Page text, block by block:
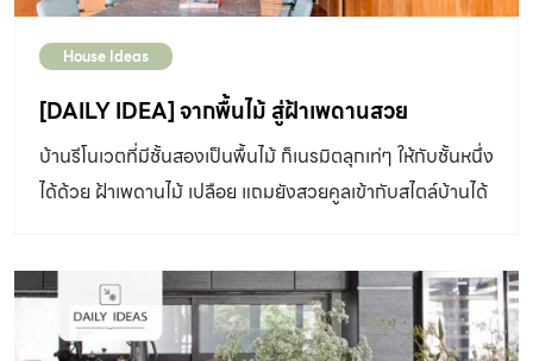
House Ideas
[DAILY IDEA] จากพื้นไม้ สู่ฝ้าเพดานสวย
บ้านรีโนเวตที่มีชั้นสองเป็นพื้นไม้ ก็เนรมิตลุกเท่ๆ ให้กับชั้นหนึ่ง
ได้ด้วย ฝ้าเพดานไม้ เปลือย แถมยังสวยคูลเข้ากับสไตล์บ้านได้